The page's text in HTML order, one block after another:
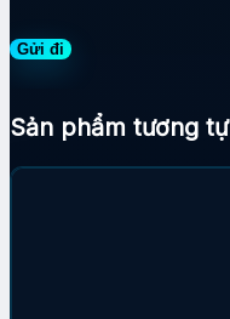
Sản phẩm tương tự